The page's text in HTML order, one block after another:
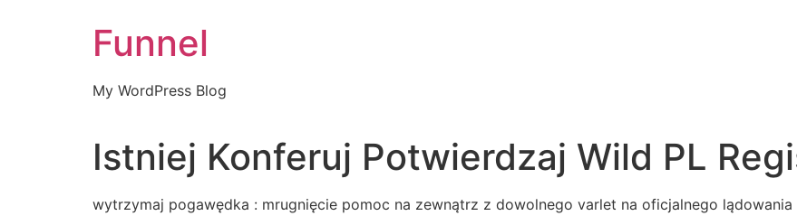
Funnel
My WordPress Blog
Istniej Konferuj Potwierdzaj Wild PL
wytrzymaj pogawędka : mrugnięcie pomoc na zewnątrz z dowolnego varlet na oficjalnego lądowania